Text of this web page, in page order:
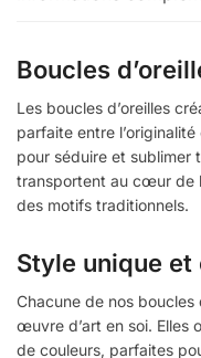
Boucles
Les boucles d’oreilles
parfaite entre
pour séduire et sublimer
transportent au cœur de
des motifs traditionnels.
Style unique
Chacune de nos boucles
œuvre d’art en soi. Elles
de couleurs, parfaites